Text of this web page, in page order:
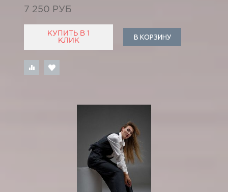
7 250 РУБ
КУПИТЬ В 1
КЛИК
В КОРЗИНУ